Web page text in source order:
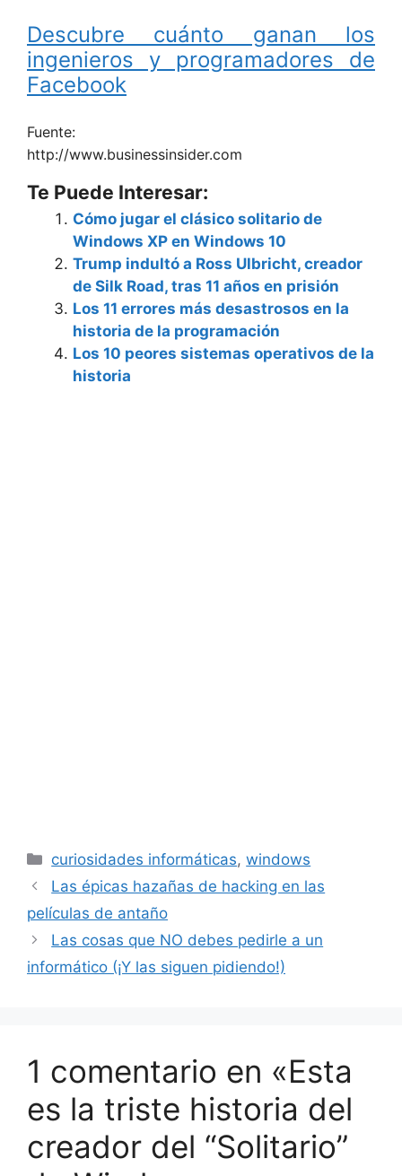
Descubre cuánto ganan los
ingenieros y programadores de
Facebook
Fuente:
http://www.businessinsider.com
Te Puede Interesar:
Cómo jugar el clásico solitario de
Windows XP en Windows 10
Trump indultó a Ross Ulbricht, creador
de Silk Road, tras 11 años en prisión
Los 11 errores más desastrosos en la
historia de la programación
Los 10 peores sistemas operativos de la
historia
Categorías
curiosidades informáticas,windows
Las épicas hazañas de hacking en las
películas de antaño
Las cosas que NO debes pedirle a un
informático (¡Y las siguen pidiendo!)
1 comentario en «Esta
es la triste historia del
creador del “Solitario”